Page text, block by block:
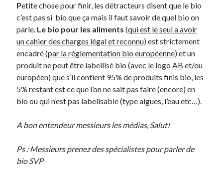
Geek
Green
Humeur
Lectures
Lyon
Lyon à Livre Ouvert
Mini-monsieur
Non classé
Parole de Follower
Photos
Proust
Sons
Petite chose pour finir, les détracteurs disent que le bio
c’est pas si bio que ça mais il faut savoir de quel bio on
parle. Le bio pour les aliments(qui est le seul a avoir
un cahier des charges légal et reconnu) est strictement
encadré (par la réglementation bio européenne) et un
produit ne peut être labellisé bio (avec le logo AB et/ou
européen) que s’il contient 95% de produits finis bio, les
5% restant est ce que l’on ne sait pas faire (encore) en
bio ou qui n’est pas labelisable (type algues, l’eau etc…).
A bon entendeur messieurs les médias, Salut!
Ps : Messieurs prenez des spécialistes pour parler de
bio SVP